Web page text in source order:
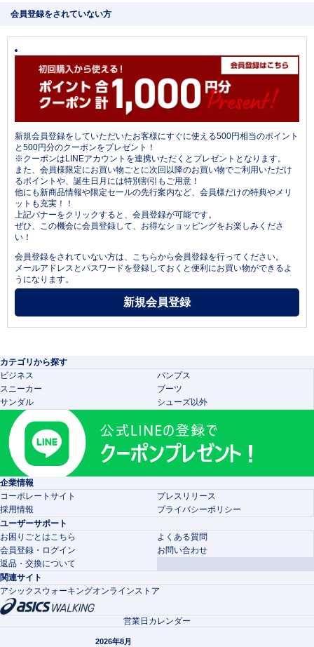
会員登録をされていない方
新規会員登録をしていただいたお客様にすぐに使える500円相当のポイント
と500円分のクーポンをプレゼント！
※クーポンはLINEアカウントを連携いただくとプレゼントとなります。
また、会員様限定にお買い物ごとに次回以降のお買い物でご利用いただけ
るポイントや、誕生日月には特別割引もご用意！
他にも新商品情報や限定セールの先行案内など、会員様だけの特典やメリ
ットも充実！！
上記バナーをクリックすると、会員登録が可能です。
ぜひ、この機会に会員登録して、お得なショッピングをお楽しみくださ
い！
会員登録をされていない方は、こちらから会員登録を行ってください。
メールアドレスとパスワードを登録しておくと便利にお買い物ができるよ
うになります。
カテゴリから探す
ビジネス
パンプス
スニーカー
ブーツ
サンダル
シューズ以外
企業情報
コーポレートサイト
プレスリリース
採用情報
プライバシーポリシー
ユーザーサポート
お困りごとはこちら
よくある質問
会員登録・ログイン
お問い合わせ
返品・交換について
関連サイト
アシックスウォーキングオンラインストア
営業日カレンダー
2026年8月